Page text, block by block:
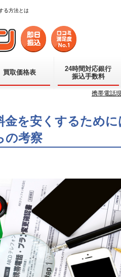
る方法とは
買取価格表
24時間対応銀行
振込手数料
携帯電話
金を安くするため
の考察